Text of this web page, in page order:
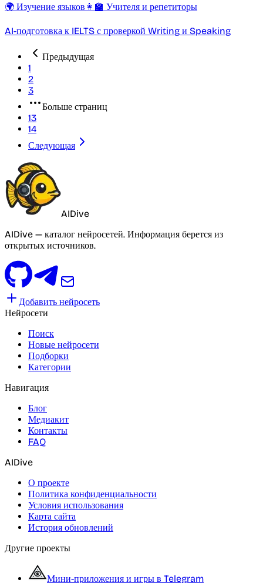
🌍 Изучение языков 👩‍🏫 Учителя и репетиторы
AI-подготовка к IELTS с проверкой Writing и Speaking
Предыдущая
1
2
3
Больше страниц
13
14
Следующая
AIDive
AIDive — каталог нейросетей. Информация берется из
открытых источников.
Добавить нейросеть
Нейросети
Поиск
Новые нейросети
Подборки
Категории
Навигация
Блог
Медиакит
Контакты
FAQ
AIDive
О проекте
Политика конфиденциальности
Условия использования
Карта сайта
История обновлений
Другие проекты
Мини-приложения и игры в Telegram